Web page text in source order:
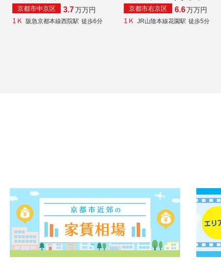
京都市中京区 3.7万万円
1Ｋ
阪急京都本線西院駅 徒歩6分
京都市右京区 6.6万万円
1Ｋ
JR山陰本線花園駅 徒歩5分